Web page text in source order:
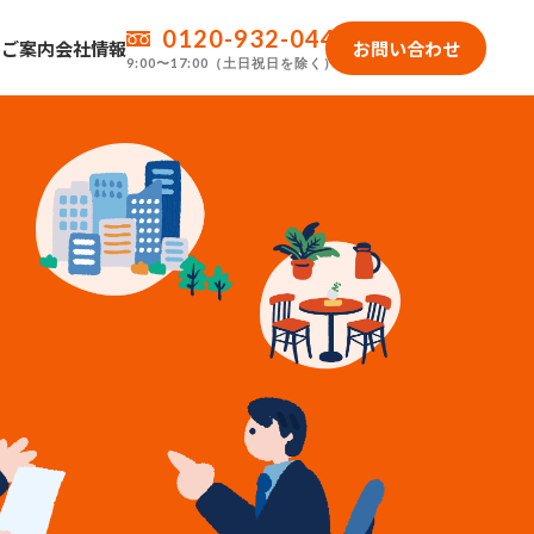
案内会社情報 0120-932-044
9:00〜17:00（土日祝日を除く）
お問い合わせ